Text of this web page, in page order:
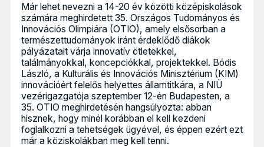
Már lehet nevezni a 14-20 év közötti középiskolások
számára meghirdetett 35. Országos Tudományos és
Innovációs Olimpiára (OTIO), amely elsősorban a
természettudományok iránt érdeklődő diákok
pályázatait várja innovatív ötletekkel,
találmányokkal, koncepciókkal, projektekkel. Bódis
László, a Kulturális és Innovációs Minisztérium (KIM)
innovációért felelős helyettes államtitkára, a NIÜ
vezérigazgatója szeptember 12-én Budapesten, a
35. OTIO meghirdetésén hangsúlyozta: abban
hisznek, hogy minél korábban el kell kezdeni
foglalkozni a tehetségek ügyével, és éppen ezért ezt
már a köziskolákban meg kell tenni.